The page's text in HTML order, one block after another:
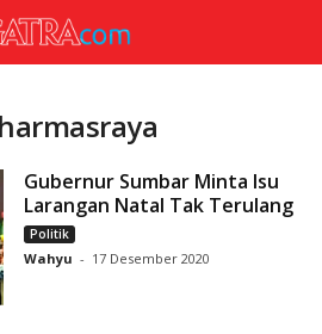
Gubernur Sumbar Minta Isu
Larangan Natal Tak Terulang
Politik
Wahyu - 17 Desember 2020